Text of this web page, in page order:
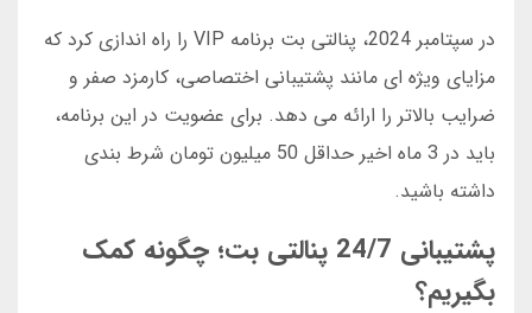
در سپتامبر 2024، پنالتی بت برنامه VIP را راه اندازی کرد که
مزایای ویژه ای مانند پشتیبانی اختصاصی، کارمزد صفر و
ضرایب بالاتر را ارائه می دهد. برای عضویت در این برنامه،
باید در 3 ماه اخیر حداقل 50 میلیون تومان شرط بندی
داشته باشید.
پشتیبانی 24/7 پنالتی بت؛ چگونه کمک
بگیریم؟